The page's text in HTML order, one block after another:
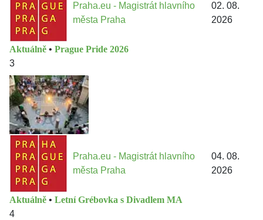
Praha.eu - Magistrát hlavního
města Praha
02. 08.
2026
Aktuálně • Prague Pride 2026
3
Praha.eu - Magistrát hlavního
města Praha
04. 08.
2026
Aktuálně • Letní Grébovka s Divadlem MA
4